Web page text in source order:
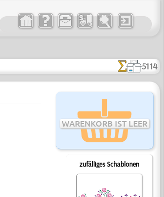
5114
WARENKORB IST LEER
zufälliges Schablonen